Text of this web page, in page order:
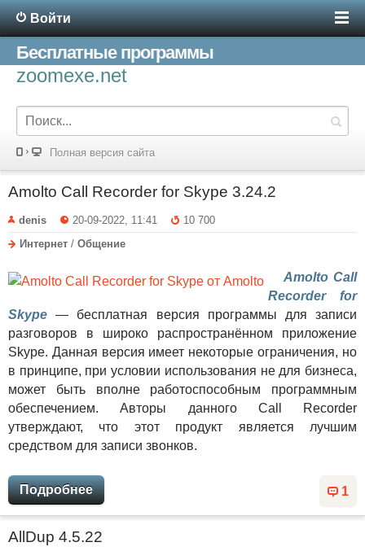
Войти
Бесплатные программы
zoomexe.net
Полная версия сайта
Amolto Call Recorder for Skype 3.24.2
denis 20-09-2022, 11:41
10 700
Интернет / Общение
Amolto Call
Recorder for
Skype — бесплатная версия программы для записи
разговоров в широко распространённом приложение
Skype. Данная версия имеет некоторые ограничения, но
в принципе, при условии использования не для бизнеса,
может быть вполне работоспособным программным
обеспечением. Авторы данного Call Recorder
утверждают, что этот продукт является лучшим
средством для записи звонков.
1
Подробнее
AllDup 4.5.22